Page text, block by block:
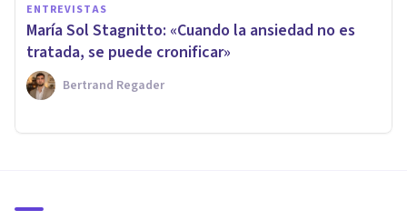
ENTREVISTAS
María Sol Stagnitto: «Cuando la ansiedad no es
tratada, se puede cronificar»
Bertrand Regader